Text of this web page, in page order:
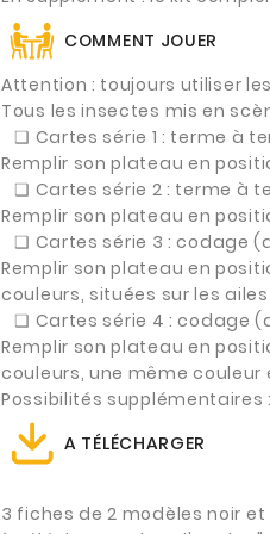
COMMENT JOUER
Attention : toujours utiliser
Tous les insectes mis en
❑ Cartes série 1 : terme à
Remplir son plateau en
❑ Cartes série 2 : terme à
Remplir son plateau en
❑ Cartes série 3 : codage
Remplir son plateau en
couleurs, situées sur les
❑ Cartes série 4 : codage
Remplir son plateau en
couleurs, une même
Possibilités supplémentaires
A TÉLÉCHARGER
3 fiches de 2 modèles noir